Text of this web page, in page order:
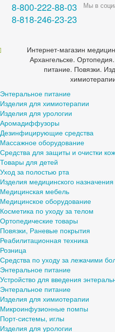
8-800-222-88-03
8-818-246-23-23
Мы в
Интернет-магазин
Архангельске.
питание. Повязки.
Энтеральное питание
Изделия для химиотерапии
Изделия для урологии
Аромадиффузоры
Дезинфицирующие средства
Массажное оборудование
Средства для защиты и очистки
Товары для детей
Уход за полостью рта
Изделия медицинского назначения
Медицинская мебель
Медицинское оборудование
Косметика по уходу за телом
Ортопедические товары
Повязки, Раневые покрытия
Реабилитационная техника
Розница
Средства по уходу за лежачими
Энтеральное питание
Устройство для введения
Энтеральное питание
Изделия для химиотерапии
Микроинфузионные помпы
Порт-системы, иглы
Изделия для урологии